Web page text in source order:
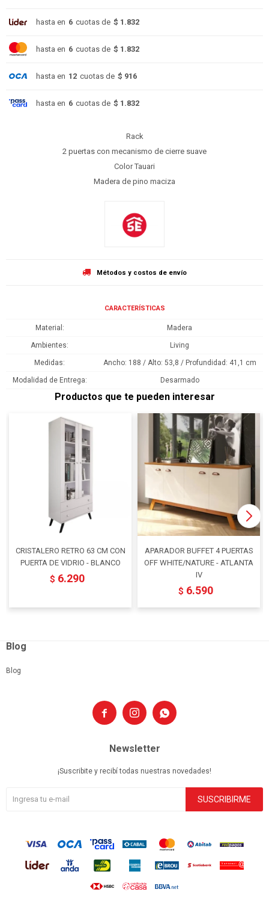
hasta en 6 cuotas de $ 1.832
hasta en 6 cuotas de $ 1.832
hasta en 12 cuotas de $ 916
hasta en 6 cuotas de $ 1.832
Rack
2 puertas con mecanismo de cierre suave
Color Tauari
Madera de pino maciza
Métodos y costos de envío
CARACTERÍSTICAS
Material Madera
Ambientes Living
Medidas Ancho: 188 / Alto: 53,8 / Profundidad: 41,1 cm
Modalidad de Entrega Desarmado
Productos que te pueden interesar
CRISTALERO RETRO 63 CM CON
PUERTA DE VIDRIO - BLANCO
$ 6.290
APARADOR BUFFET 4 PUERTAS
OFF WHITE/NATURE - ATLANTA
IV
$ 6.590
  
Blog
Blog
Newsletter
¡Suscribite y recibí todas nuestras novedades!
SUSCRIBIRME